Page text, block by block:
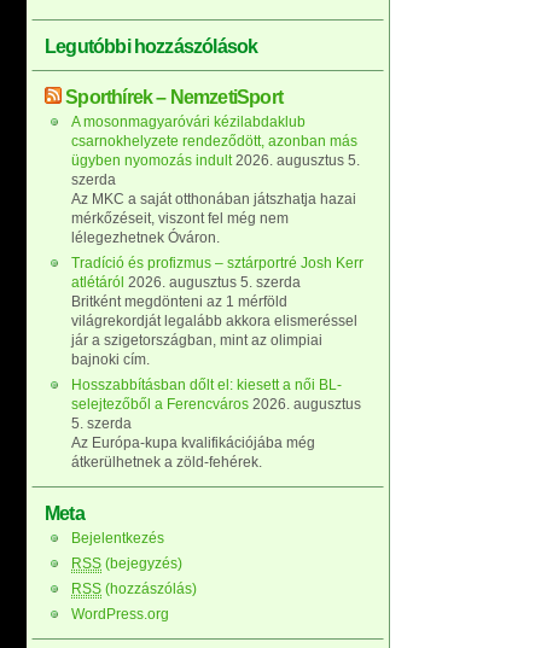
Legutóbbi hozzászólások
Sporthírek – NemzetiSport
A mosonmagyaróvári kézilabdaklub
csarnokhelyzete rendeződött, azonban más
ügyben nyomozás indult 2026. augusztus 5.
szerda
Az MKC a saját otthonában játszhatja hazai
mérkőzéseit, viszont fel még nem
lélegezhetnek Óváron.
Tradíció és profizmus – sztárportré Josh Kerr
atlétáról 2026. augusztus 5. szerda
Britként megdönteni az 1 mérföld
világrekordját legalább akkora elismeréssel
jár a szigetországban, mint az olimpiai
bajnoki cím.
Hosszabbításban dőlt el: kiesett a női BL-
selejtezőből a Ferencváros 2026. augusztus
5. szerda
Az Európa-kupa kvalifikációjába még
átkerülhetnek a zöld-fehérek.
Meta
Bejelentkezés
RSS (bejegyzés)
RSS (hozzászólás)
WordPress.org